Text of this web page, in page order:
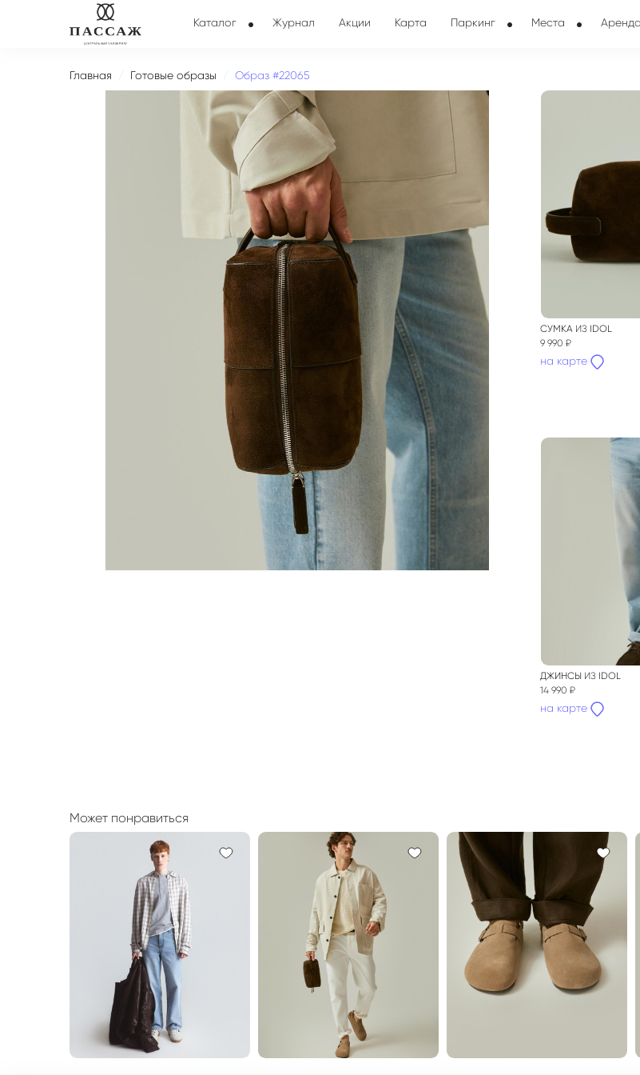
Каталог Журнал Акции Карта Паркинг Места
Главная Готовые образы Образ #22065
СУМКА ИЗ IDOL
9 990 ₽
на карте
ДЖИНСЫ ИЗ IDOL
14 990 ₽
на карте
Может понравиться